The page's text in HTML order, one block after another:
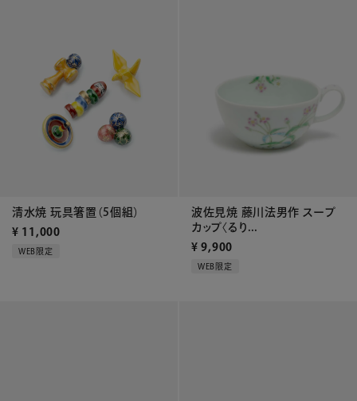
清水焼 玩具箸置（5個組）
¥ 11,000
WEB限定
波佐見焼 藤川法男作 スープ
カップ〈るり...
¥ 9,900
WEB限定